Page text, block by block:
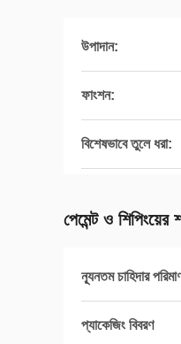
উপাদান:
ফাংশন:
বিশেষভাবে তুলে ধরা:
পেমেন্ট ও শিপিংয়ের
ন্যূনতম চাহিদার
প্যাকেজিং বিবরণ